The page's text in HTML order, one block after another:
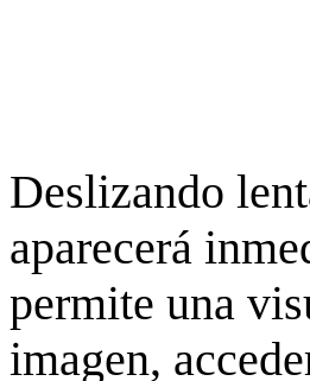
Deslizando
aparecerá
permite una
imagen,